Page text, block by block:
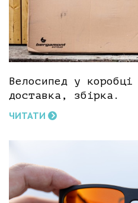
Велосипед у
доставка, збірка.
ЧИТАТИ